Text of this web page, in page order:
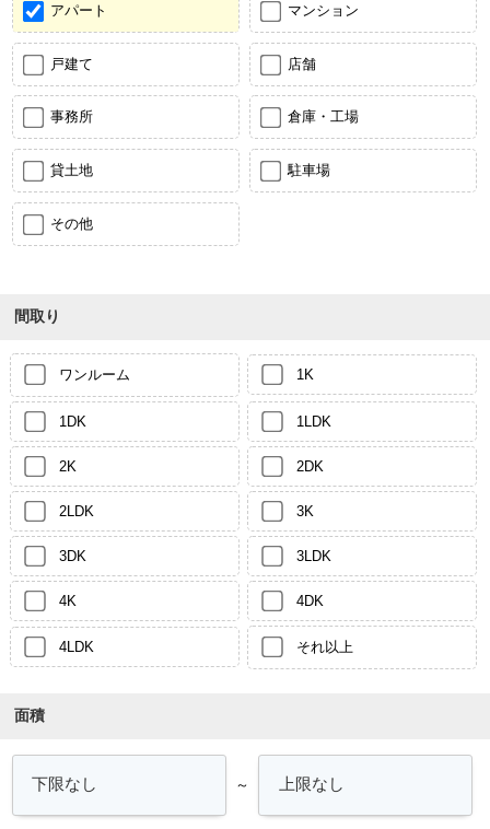
アパート マンション
戸建て 店舗
事務所 倉庫・工場
貸土地 駐車場
その他
間取り
ワンルーム 1K
1DK 1LDK
2K 2DK
2LDK 3K
3DK 3LDK
4K 4DK
4LDK それ以上
面積
～